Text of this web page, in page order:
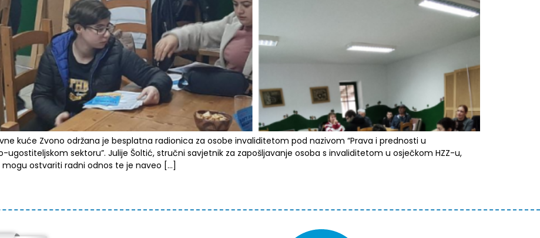
kuće Zvono održana je besplatna radionica za osobe invaliditetom pod nazivom “Prava i prednosti u
sektoru”. Julije Šoltić, stručni savjetnik za zapošljavanje osoba s invaliditetom u osječkom HZZ-u,
ostvariti radni odnos te je naveo […]